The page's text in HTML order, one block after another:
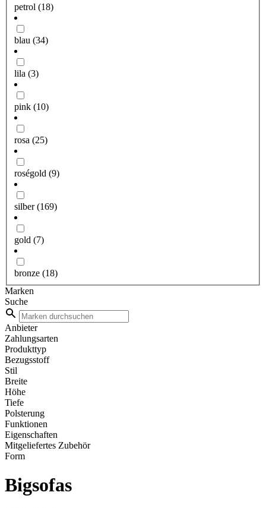
petrol (18)
blau (34)
lila (3)
pink (10)
rosa (25)
roségold (9)
silber(169)
gold (7)
bronze (18)
Marken
Suche
Anbieter
Zahlungsarten
Produkttyp
Bezugsstoff
Stil
Breite
Höhe
Tiefe
Polsterung
Funktionen
Eigenschaften
Mitgeliefertes Zubehör
Form
Bigsofas